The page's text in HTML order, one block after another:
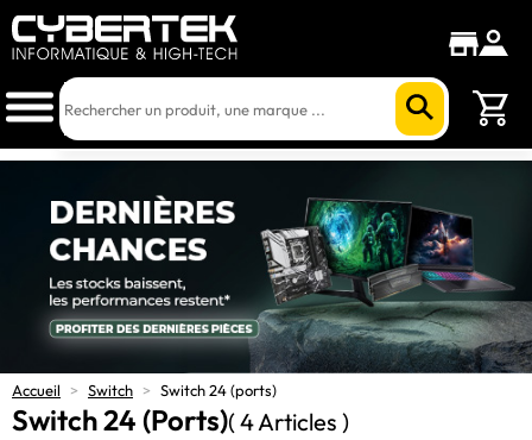
Accueil > Switch > Switch 24 (ports)
Switch 24 (ports)( 4 Articles )